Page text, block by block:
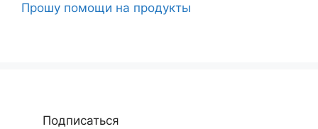
Прошу помощи на продукты
Подписаться